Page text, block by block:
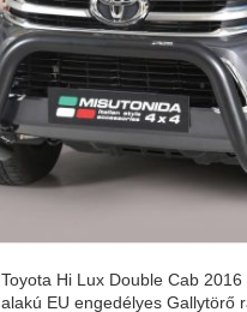
Toyota Hi Lux Double Cab 2016
alakú EU engedélyes Gallytörő